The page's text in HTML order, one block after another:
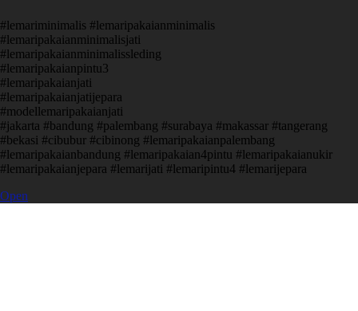
#lemariminimalis #lemaripakaianminimalis
#lemaripakaianminimalisjati
#lemaripakaianminimalissleding
#lemaripakaianpintu3
#lemaripakaianjati
#lemaripakaianjatijepara
#modellemaripakaianjati
#jakarta #bandung #palembang #surabaya #makassar #tangerang
#bekasi #cibubur #cibinong #lemaripakaianpalembang
#lemaripakaianbandung #lemaripakaian4pintu #lemaripakaianukir
#lemaripakaianjepara #lemarijati #lemaripintu4 #lemarijepara
Open